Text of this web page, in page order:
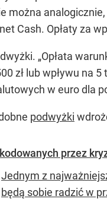
można
Cash. Opłaty za
„Opłata
zł lub wpływu na
w euro dla
podwyżki
przez
Jednym z
będą sobie radzić w